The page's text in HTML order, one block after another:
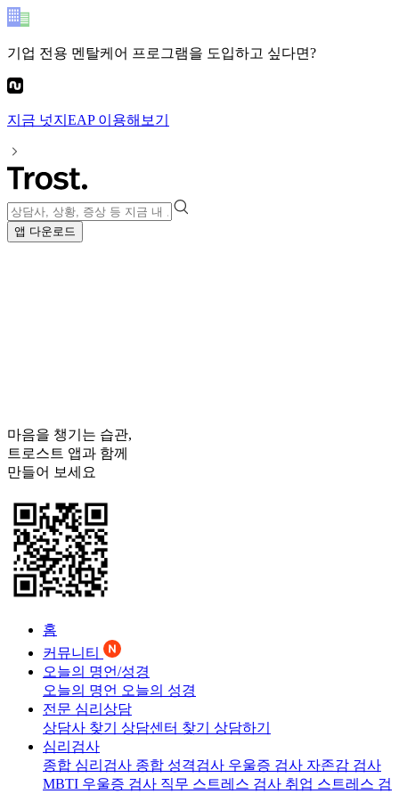
기업 전용 멘탈케어 프로그램을 도입하고 싶다면?
지금 넛지EAP이용해보기
앱 다운로드
마음을 챙기는 습관,
트로스트 앱과 함께
만들어 보세요
홈
커뮤니티
오늘의 명언/성경
오늘의 명언 오늘의 성경
전문 심리상담
상담사 찾기 상담센터 찾기 상담하기
심리검사
종합 심리검사 종합 성격검사 우울증 검사 자존감 검사
MBTI 우울증 검사 직무 스트레스 검사 취업 스트레스 검